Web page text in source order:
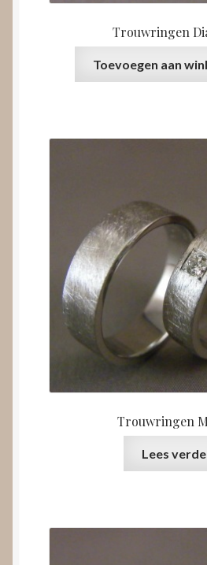
Trouwringen
Toevoegen aan
Trouwringen
Lees